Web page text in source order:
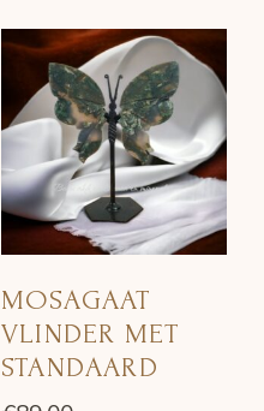
MOSAGAAT
VLINDER MET
STANDAARD